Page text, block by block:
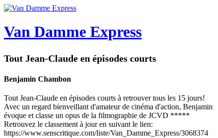
Van Damme Express
Tout Jean-Claude en épisodes courts
Benjamin Chambon
Tout Jean-Claude en épisodes courts à retrouver tous les 15 jours!
Avec un regard bienveillant d'amateur de cinéma d'action, Benjamin
évoque et classe un opus de la filmographie de JCVD *****
Retrouvez le classement à jour en suivant le lien:
https://www.senscritique.com/liste/Van_Damme_Express/3068374